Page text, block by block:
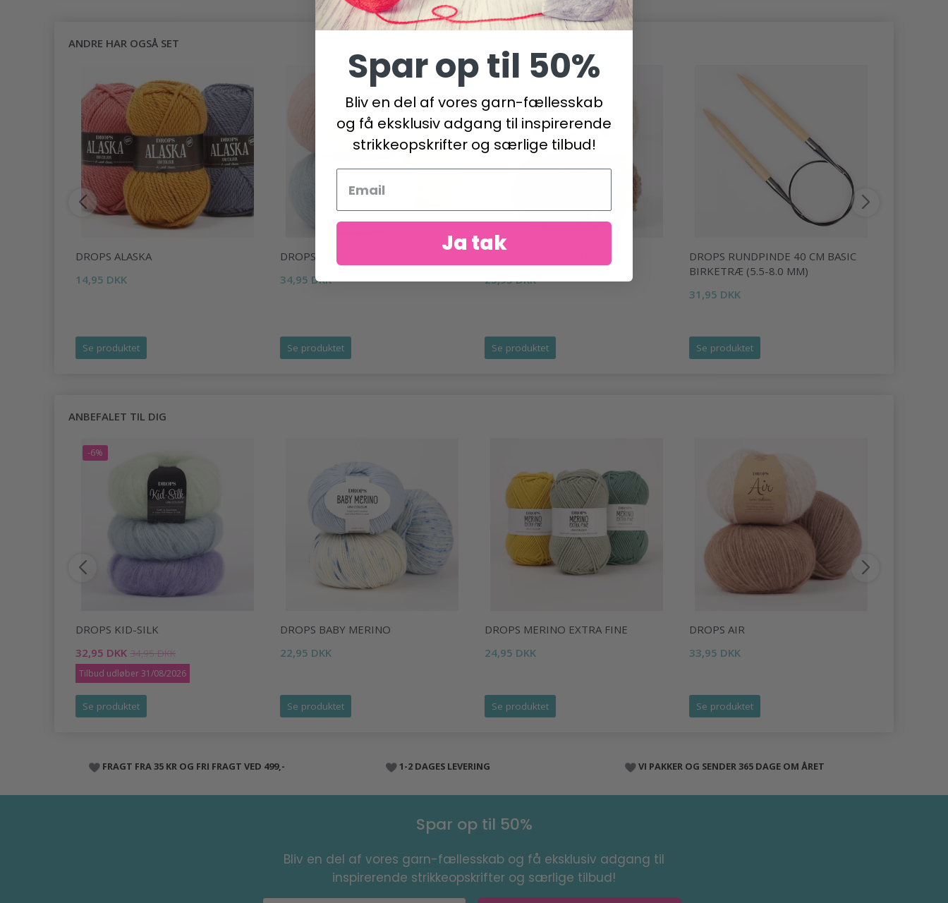
ANDRE HAR OGSÅ SET
DROPS ALASKA
14,95 DKK
Se produktet
DROPS SKY
34,95 DKK
Se produktet
25,95 DKK
Se produktet
DROPS RUNDPINDE 40 CM BASIC
BIRKETRÆ (5.5-8.0 MM)
31,95 DKK
Se produktet
ANBEFALET TIL DIG
-6%
DROPS KID-SILK
32,95 DKK 34,95 DKK
Tilbud udløber 31/08/2026
Se produktet
DROPS BABY MERINO
22,95 DKK
Se produktet
DROPS MERINO EXTRA FINE
24,95 DKK
Se produktet
DROPS AIR
33,95 DKK
Se produktet
FRAGT FRA 35 KR OG FRI FRAGT VED 499,- 1-2 DAGES LEVERING VI PAKKER OG SENDER 365 DAGE OM ÅRET
Spar op til 50%
Bliv en del af vores garn-fællesskab og få eksklusiv adgang til
inspirerende strikkeopskrifter og særlige tilbud!
Spar op til 50%
Bliv en del af vores garn-fællesskab
og få eksklusiv adgang til inspirerende
strikkeopskrifter og særlige tilbud!
Ja tak